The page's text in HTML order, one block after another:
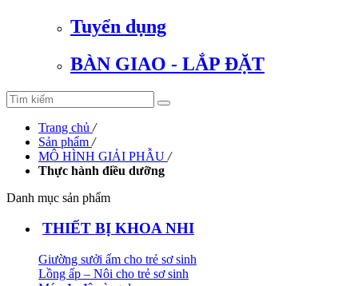
Tuyển dụng
BÀN GIAO - LẮP ĐẶT
Trang chủ /
Sản phẩm /
MÔ HÌNH GIẢI PHẪU /
Thực hành điều dưỡng
Danh mục sản phẩm
THIẾT BỊ KHOA NHI
Giường sưởi ấm cho trẻ sơ sinh
Lồng ấp – Nôi cho trẻ sơ sinh